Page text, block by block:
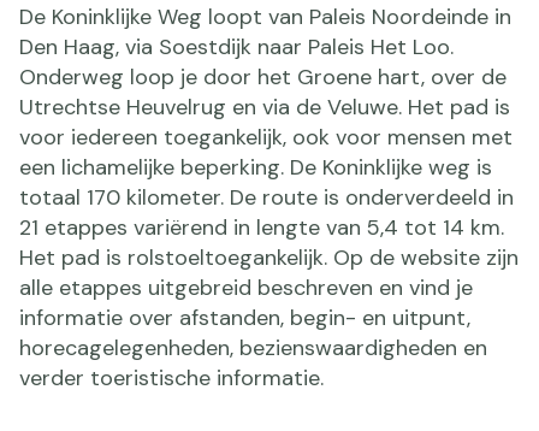
De Koninklijke Weg loopt van Paleis Noordeinde in
Den Haag, via Soestdijk naar Paleis Het Loo.
Onderweg loop je door het Groene hart, over de
Utrechtse Heuvelrug en via de Veluwe. Het pad is
voor iedereen toegankelijk, ook voor mensen met
een lichamelijke beperking. De Koninklijke weg is
totaal 170 kilometer. De route is onderverdeeld in
21 etappes variërend in lengte van 5,4 tot 14 km.
Het pad is rolstoeltoegankelijk. Op de website zijn
alle etappes uitgebreid beschreven en vind je
informatie over afstanden, begin- en uitpunt,
horecagelegenheden, bezienswaardigheden en
verder toeristische informatie.